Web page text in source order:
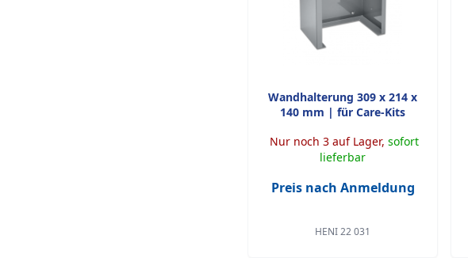
Wandhalterung 309 x 214 x
140 mm | für Care-Kits
Nur noch 3 auf Lager, sofort
lieferbar
Preis nach Anmeldung
HENI 22 031